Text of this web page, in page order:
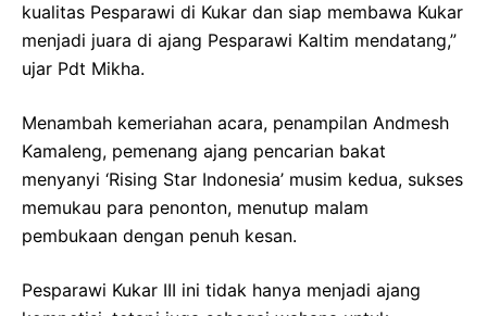
kualitas Pesparawi di Kukar dan siap membawa Kukar
menjadi juara di ajang Pesparawi Kaltim mendatang,”
ujar Pdt Mikha.
Menambah kemeriahan acara, penampilan Andmesh
Kamaleng, pemenang ajang pencarian bakat
menyanyi ‘Rising Star Indonesia’ musim kedua, sukses
memukau para penonton, menutup malam
pembukaan dengan penuh kesan.
Pesparawi Kukar III ini tidak hanya menjadi ajang